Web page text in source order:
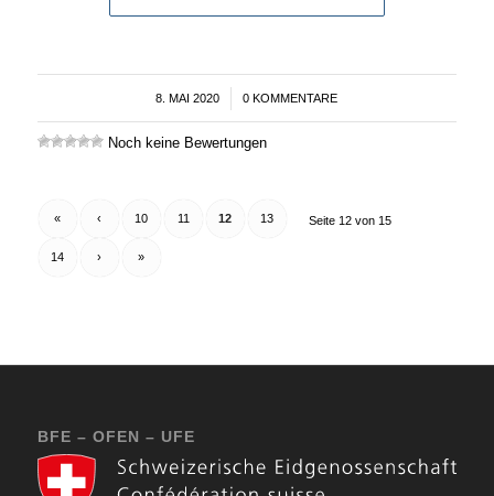
8. MAI 2020
/ 0 KOMMENTARE
Noch keine Bewertungen
Seite 12 von 15
« ‹ 10 11 12 13
14 › »
BFE – OFEN – UFE